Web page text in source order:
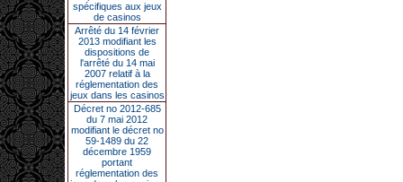
spécifiques aux jeux
de casinos
Arrêté du 14 février
2013 modifiant les
dispositions de
l'arrêté du 14 mai
2007 relatif à la
réglementation des
jeux dans les casinos
Décret no 2012-685
du 7 mai 2012
modifiant le décret no
59-1489 du 22
décembre 1959
portant
réglementation des